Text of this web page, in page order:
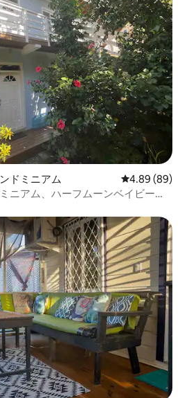
ドミニアム レビュー89件
4.89 (89)
ニアム、ハーフムーンベイビーチ